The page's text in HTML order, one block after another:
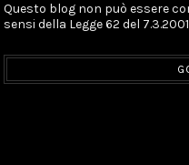
Questo blog non può essere
sensi della Legge 62 del 7.3.2001